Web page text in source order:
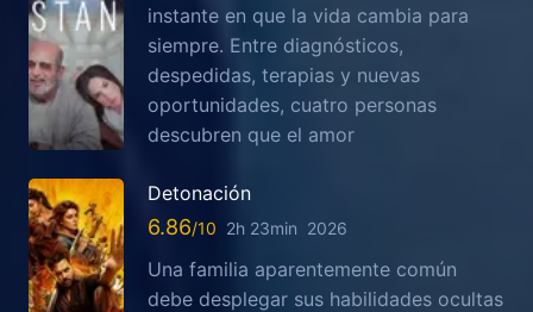
instante en que la vida cambia para
siempre. Entre diagnósticos,
despedidas, terapias y nuevas
oportunidades, cuatro personas
descubren que el amor
Detonación
6.86 2h 23min 2026
Una familia aparentemente común
debe desplegar sus habilidades ocultas